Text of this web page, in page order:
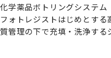
化学薬品ボトリングシステム
フォトレジストはじめとす
質管理の下で充填・洗浄する